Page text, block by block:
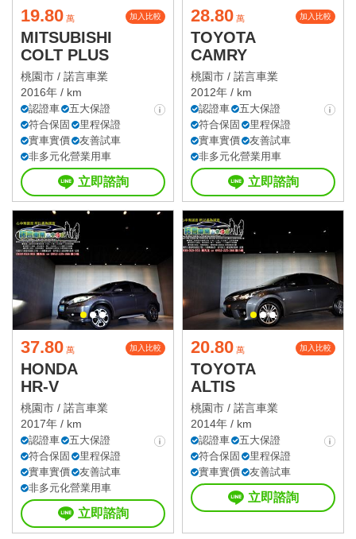
19.80 萬 加入比較
MITSUBISHI
COLT PLUS
桃園市 / 諾言車業
2016年 / km
認證車
五大保證
符合保固
里程保證
實車實價
友善試車
非多元化營業用車
立即諮詢
28.80 萬 加入比較
TOYOTA
CAMRY
桃園市 / 諾言車業
2012年 / km
認證車
五大保證
符合保固
里程保證
實車實價
友善試車
非多元化營業用車
立即諮詢
37.80 萬 加入比較
HONDA
HR-V
桃園市 / 諾言車業
2017年 / km
認證車
五大保證
符合保固
里程保證
實車實價
友善試車
非多元化營業用車
立即諮詢
20.80 萬 加入比較
TOYOTA
ALTIS
桃園市 / 諾言車業
2014年 / km
認證車
五大保證
符合保固
里程保證
實車實價
友善試車
立即諮詢